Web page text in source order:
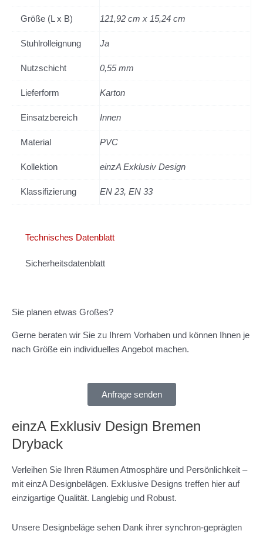
Größe (L x B) 121,92 cm x 15,24 cm
Stuhlrolleignung Ja
Nutzschicht 0,55 mm
Lieferform Karton
Einsatzbereich Innen
Material PVC
Kollektion einzA Exklusiv Design
Klassifizierung EN 23, EN 33
Technisches Datenblatt
Sicherheitsdatenblatt
Sie planen etwas Großes?
Gerne beraten wir Sie zu Ihrem Vorhaben und können Ihnen je
nach Größe ein individuelles Angebot machen.
Anfrage senden
einzA Exklusiv Design Bremen
Dryback
Verleihen Sie Ihren Räumen Atmosphäre und Persönlichkeit –
mit einzA Designbelägen. Exklusive Designs treffen hier auf
einzigartige Qualität. Langlebig und Robust.
Unsere Designbeläge sehen Dank ihrer synchron-geprägten